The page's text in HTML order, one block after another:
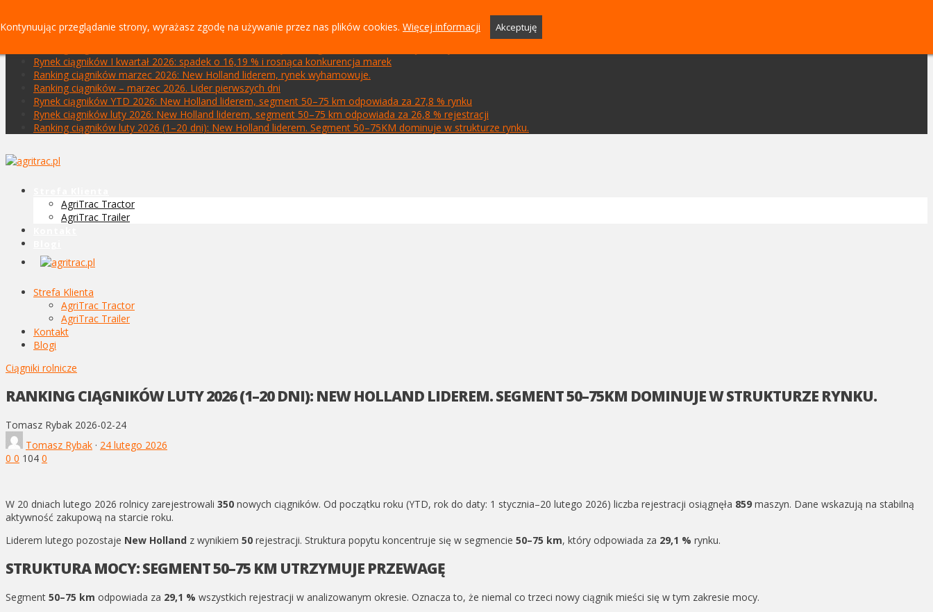
Ranking ciągników styczeń–kwiecień 2026: New Holland liderem rynku, segment 50–75 km dominuje w strukturze
Rynek ciągników I kwartał 2026: spadek o 16,19 % i rosnąca konkurencja marek
Ranking ciągników marzec 2026: New Holland liderem, rynek wyhamowuje.
Ranking ciągników – marzec 2026. Lider pierwszych dni
Rynek ciągników YTD 2026: New Holland liderem, segment 50–75 km odpowiada za 27,8 % rynku
Rynek ciągników luty 2026: New Holland liderem, segment 50–75 km odpowiada za 26,8 % rejestracji
Ranking ciągników luty 2026 (1–20 dni): New Holland liderem. Segment 50–75KM dominuje w strukturze rynku.
AgriTrac Tractor
AgriTrac Trailer
Strefa Klienta
AgriTrac Tractor
AgriTrac Trailer
Kontakt
Blogi
Ciągniki rolnicze
RANKING CIĄGNIKÓW LUTY 2026 (1–20 DNI): NEW HOLLAND LIDEREM. SEGMENT 50–75KM DOMINUJE W STRUKTURZE RYNKU.
Tomasz Rybak 2026-02-24
Tomasz Rybak · 24 lutego 2026
0 0 104 0
W 20 dniach lutego 2026 rolnicy zarejestrowali 350 nowych ciągników. Od początku roku (YTD, rok do daty: 1 stycznia–20 lutego 2026) liczba rejestracji osiągnęła 859 maszyn. Dane wskazują na stabilną
aktywność zakupową na starcie roku.
Liderem lutego pozostaje New Holland z wynikiem 50 rejestracji. Struktura popytu koncentruje się w segmencie 50–75 km, który odpowiada za 29,1 % rynku.
STRUKTURA MOCY: SEGMENT 50–75 KM UTRZYMUJE PRZEWAGĘ
Segment 50–75 km odpowiada za 29,1 % wszystkich rejestracji w analizowanym okresie. Oznacza to, że niemal co trzeci nowy ciągnik mieści się w tym zakresie mocy.
Kontynuując przeglądanie strony, wyrażasz zgodę na używanie przez nas plików cookies. Więcej informacji Akceptuję